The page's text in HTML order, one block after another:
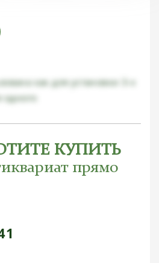
как для установки 3-х
одного
КУПИТЬ
прямо